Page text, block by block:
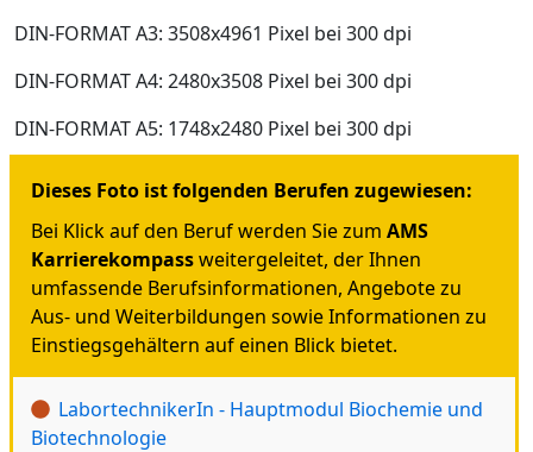
DIN-FORMAT A3: 3508x4961 Pixel bei 300 dpi
DIN-FORMAT A4: 2480x3508 Pixel bei 300 dpi
DIN-FORMAT A5: 1748x2480 Pixel bei 300 dpi
Dieses Foto ist folgenden Berufen zugewiesen:
Bei Klick auf den Beruf werden Sie zum AMS
Karrierekompassweitergeleitet, der Ihnen
umfassende Berufsinformationen, Angebote zu
Aus- und Weiterbildungen sowie Informationen zu
Einstiegsgehältern auf einen Blick bietet.
LabortechnikerIn - Hauptmodul Biochemie und
Biotechnologie